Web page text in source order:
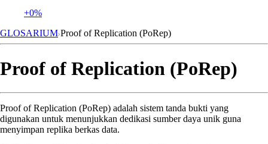
+0%
GLOSARIUM Proof of Replication (PoRep)
Proof of Replication (PoRep)
Proof of Replication (PoRep) adalah sistem tanda bukti yang
digunakan untuk menunjukkan dedikasi sumber daya unik guna
menyimpan replika berkas data.